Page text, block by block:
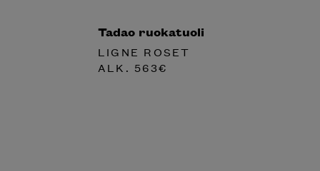
Tadao ruokatuoli
LIGNE ROSET
ALK. 563€